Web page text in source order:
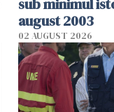
sub minimul
august 2003
02 AUGUST 2026